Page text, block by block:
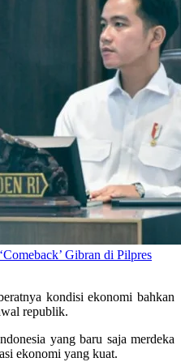
Gibran di Pilpres
kondisi ekonomi bahkan
republik.
yang baru saja merdeka
ekonomi yang kuat.